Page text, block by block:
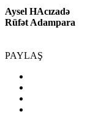
Aysel HAcızadə
Rüfət Adampara
PAYLAŞ